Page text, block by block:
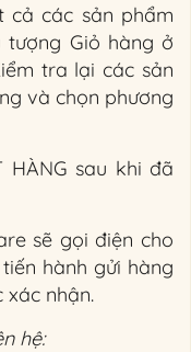
cả các sản phẩm
tượng Giỏ hàng ở
tra lại các sản
và chọn phương
HÀNG sau khi đã
sẽ gọi điện cho
hành gửi hàng
nhận.
hệ: